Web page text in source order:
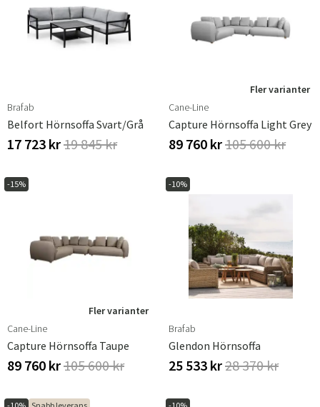
Brafab
Belfort Hörnsoffa Svart/grå
17 723 kr19 845 kr
Fler varianter
Cane-Line
Capture Hörnsoffa Light Grey
89 760 kr105 600 kr
-15%
Fler varianter
Cane-Line
Capture Hörnsoffa Taupe
89 760 kr105 600 kr
-10%
Brafab
Glendon Hörnsoffa
25 533 kr28 370 kr